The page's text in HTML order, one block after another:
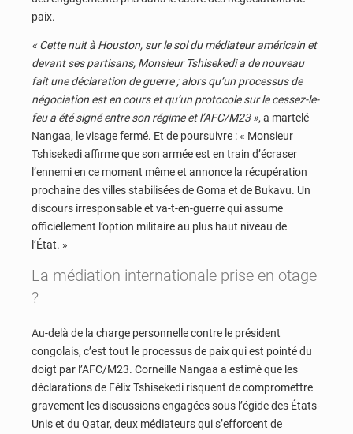
paix.
« Cette nuit à Houston, sur le sol du médiateur américain et
devant ses partisans, Monsieur Tshisekedi a de nouveau
fait une déclaration de guerre ; alors qu’un processus de
négociation est en cours et qu’un protocole sur le cessez-le-
feu a été signé entre son régime et l’AFC/M23 », a martelé
Nangaa, le visage fermé. Et de poursuivre : « Monsieur
Tshisekedi affirme que son armée est en train d’écraser
l’ennemi en ce moment même et annonce la récupération
prochaine des villes stabilisées de Goma et de Bukavu. Un
discours irresponsable et va-t-en-guerre qui assume
officiellement l’option militaire au plus haut niveau de
l’État. »
La médiation internationale prise en otage
?
Au-delà de la charge personnelle contre le président
congolais, c’est tout le processus de paix qui est pointé du
doigt par l’AFC/M23. Corneille Nangaa a estimé que les
déclarations de Félix Tshisekedi risquent de compromettre
gravement les discussions engagées sous l’égide des États-
Unis et du Qatar, deux médiateurs qui s’efforcent de